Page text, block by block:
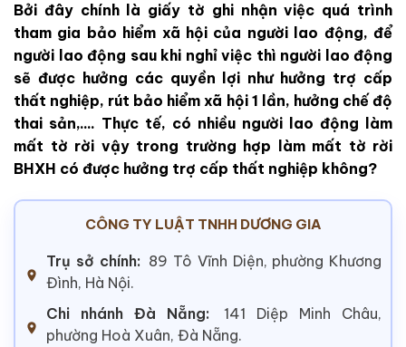
Bởi đây chính là giấy tờ ghi nhận việc quá trình
tham gia bảo hiểm xã hội của người lao động, để
người lao động sau khi nghỉ việc thì người lao động
sẽ được hưởng các quyền lợi như hưởng trợ cấp
thất nghiệp, rút bảo hiểm xã hội 1 lần, hưởng chế độ
thai sản,.... Thực tế, có nhiều người lao động làm
mất tờ rời vậy trong trường hợp làm mất tờ rời
BHXH có được hưởng trợ cấp thất nghiệp không?
CÔNG TY LUẬT TNHH DƯƠNG GIA
Trụ sở chính: 89 Tô Vĩnh Diện, phường Khương
Đình, Hà Nội.
Chi nhánh Đà Nẵng:
141 Diệp Minh Châu,
phường Hoà Xuân, Đà Nẵng.